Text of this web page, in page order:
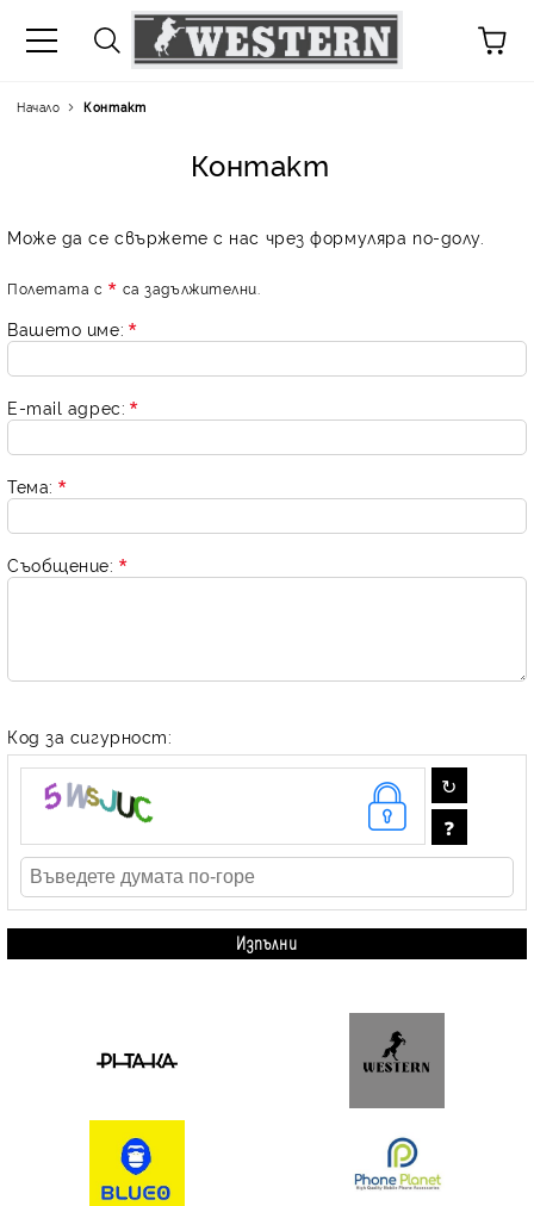
Начало Контакт
Контакт
Може да се свържете с нас чрез формуляра по-долу.
Полетата с са задължителни.
Вашето име:
E-mail адрес:
Тема:
Съобщение:
Код за сигурност: